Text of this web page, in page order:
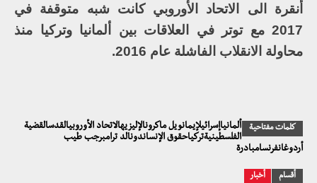
أنقرة الى الاتحاد الأوروبي كانت شبه متوقفة في
2017 مع توتر في العلاقات بين ألمانيا وتركيا منذ
محاولة الانقلاب الفاشلة عام 2016.
كلمات مفتاحية
ألمانياإسرائيلإيمانويل ماكرونالإليزيهالاتحاد الأوروبيالقدسالقضية
الفلسطينيةتركياحقوق الإنساندونالد ترامبرجب طيب
أردوغانفرنسامبادرة
أقسام أخبار